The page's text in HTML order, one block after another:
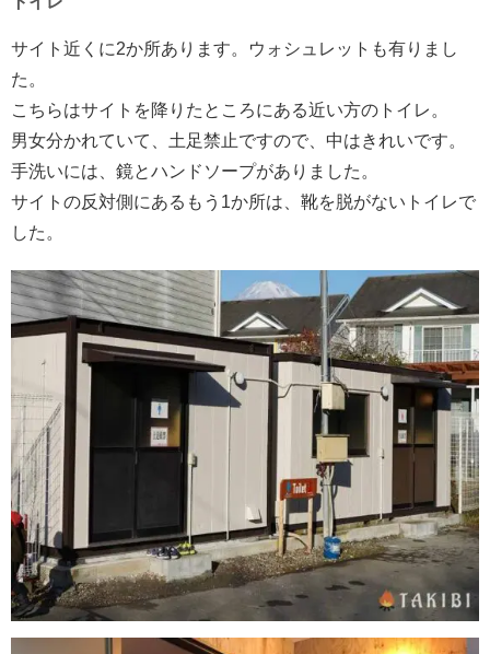
サイト近くに2か所あります。ウォシュレットも有りまし
た。
こちらはサイトを降りたところにある近い方のトイレ。
男女分かれていて、土足禁止ですので、中はきれいです。
手洗いには、鏡とハンドソープがありました。
サイトの反対側にあるもう1か所は、靴を脱がないトイレで
した。